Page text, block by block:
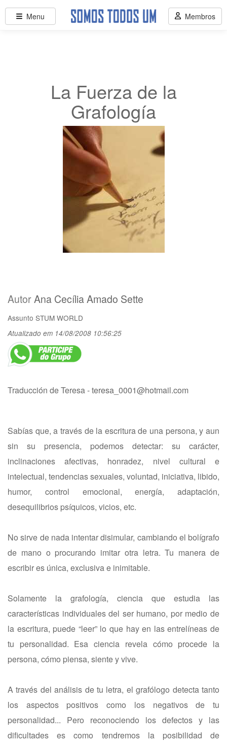
La Fuerza de la
Grafología
AutorAna Cecília Amado Sette
Assunto STUM WORLD
Atualizado em 14/08/2008 10:56:25
Traducción de Teresa -teresa_0001@hotmail.com
Sabías que, a través de la escritura de una persona, y aun
sin su presencia, podemos detectar: su carácter,
inclinaciones afectivas, honradez, nivel cultural e
intelectual, tendencias sexuales, voluntad, iniciativa, libido,
humor, control emocional, energía, adaptación,
desequilibrios psíquicos, vicios, etc.
No sirve de nada intentar disimular, cambiando el bolígrafo
de mano o procurando imitar otra letra. Tu manera de
escribir es única, exclusiva e inimitable.
Solamente la grafología, ciencia que estudia las
características individuales del ser humano, por medio de
la escritura, puede “leer” lo que hay en las entrelíneas de
tu personalidad. Esa ciencia revela cómo procede la
persona, cómo piensa, siente y vive.
A través del análisis de tu letra, el grafólogo detecta tanto
los aspectos positivos como los negativos de tu
personalidad... Pero reconociendo los defectos y las
dificultades es como tendremos la posibilidad de
Menu Membros